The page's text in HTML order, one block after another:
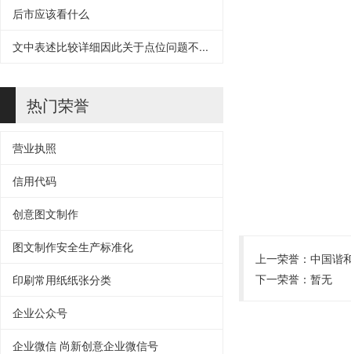
后市应该看什么
文中表述比较详细因此关于点位问题不...
热门荣誉
营业执照
信用代码
创意图文制作
图文制作安全生产标准化
印刷常用纸纸张分类
企业公众号
企业微信 尚新创意企业微信号
上一荣誉： 中国谐
下一荣誉：暂无